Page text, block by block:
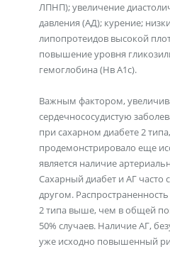
ЛПНП); увеличение
давления (АД); курение;
липопротеидов высокой
повышение уровня
гемоглобина (Нв А1с).
Важным фактором,
сердечнососудистую
при сахарном диабете 2
продемонстрировало еще
является наличие
Сахарный диабет и АГ часто
другом.
2 типа выше, чем в общей
50% случаев. Наличие АГ,
уже исходно повышенный